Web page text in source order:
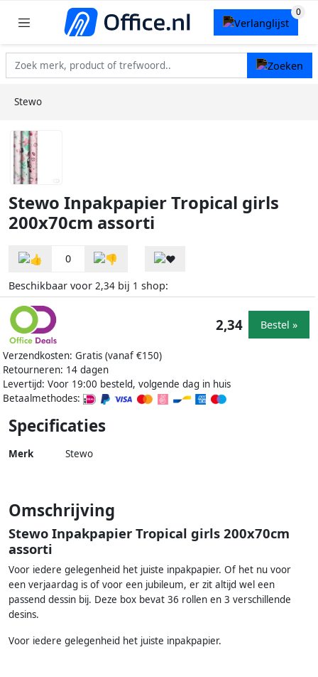
Stewo
Stewo Inpakpapier Tropical girls
200x70cm assorti
0
Beschikbaar voor 2,34 bij 1 shop:
Verzendkosten: Gratis (vanaf €150)
Retourneren: 14 dagen
Levertijd: Voor 19:00 besteld, volgende dag in huis
Betaalmethodes:
2,34 Bestel »
Specificaties
Merk Stewo
Omschrijving
Stewo Inpakpapier Tropical girls 200x70cm
assorti
Voor iedere gelegenheid het juiste inpakpapier. Of het nu voor
een verjaardag is of voor een jubileum, er zit altijd wel een
passend dessin bij. Deze box bevat 36 rollen en 3 verschillende
desins.
Voor iedere gelegenheid het juiste inpakpapier.